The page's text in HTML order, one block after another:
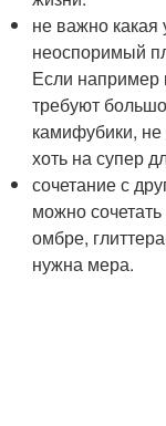
не важно
неоспоримый
Если например
требуют
камифубики,
хоть на супер
сочетание с
можно
омбре,
нужна мера.